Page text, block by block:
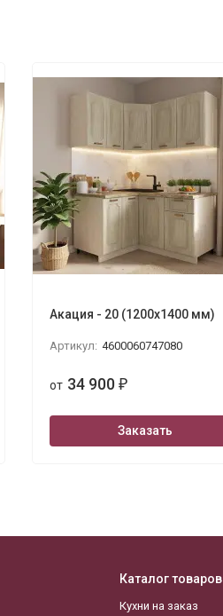
Акация - 20 (1200х1400 мм)
Артикул: 4600060747080
от 34 900 ₽
Заказать
Каталог товаров
Кухни на заказ